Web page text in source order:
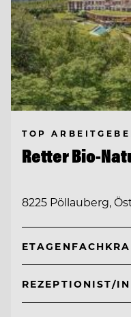
TOP
Retter Bio-
8225 Pöllauberg,
REZEPTIONIST/IN